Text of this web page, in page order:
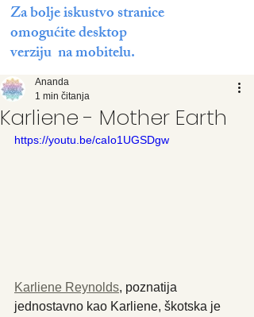
Za bolje iskustvo stranice
omogućite desktop
verziju na mobitelu.
Karliene - Mother Earth
Ananda
1 min čitanja
https://youtu.be/caIo1UGSDgw
Karliene Reynolds, poznatija
jednostavno kao Karliene, škotska je